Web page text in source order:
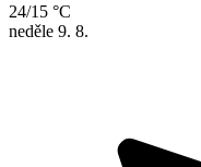
24/15 °C
neděle 9. 8.